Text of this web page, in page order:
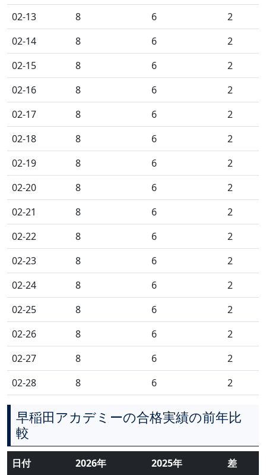
02-13
8 6
2
02-14
8 6
2
02-15
8 6
2
02-16
8 6
2
02-17
8 6
2
02-18
8 6
2
02-19
8 6
2
02-20
8 6
2
02-21
8 6
2
02-22
8 6
2
02-23
8 6
2
02-24
8 6
2
02-25
8 6
2
02-26
8 6
2
02-27
8 6
2
02-28
8 6 2
早稲田アカデミーの合格実績の前年比
較
日付 2026年 2025年 差